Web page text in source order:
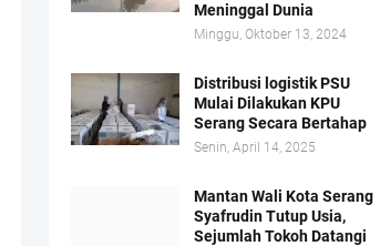
Meninggal Dunia
Minggu, Oktober 13, 2024
Distribusi logistik PSU
Mulai Dilakukan KPU
Serang Secara Bertahap
Senin, April 14, 2025
Mantan Wali Kota Serang
Syafrudin Tutup Usia,
Sejumlah Tokoh Datangi